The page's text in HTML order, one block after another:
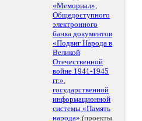
«Мемориал»,
Общедоступного
электронного
банка документов
«Подвиг Народа в
Великой
Отечественной
войне 1941-1945
гг.»,
государственной
информационной
системы «Память
народа» (проекты